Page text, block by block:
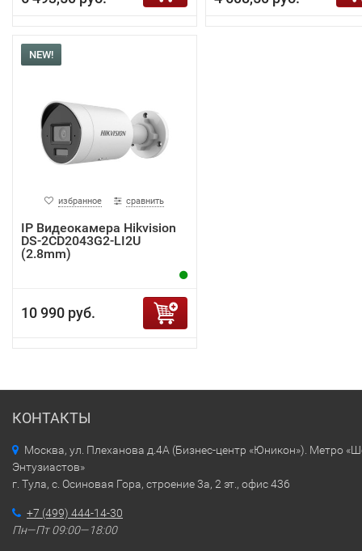
NEW!
избранное сравнить
IP Видеокамера Hikvision
DS-2CD2043G2-LI2U
(2.8mm)
10 990 руб.
КОНТАКТЫ
Москва, ул. Плеханова д.4А (Бизнес-центр «Юникон»). Метро
Энтузиастов»
г. Тула, с. Осиновая Гора, строение 3а, 2 эт., офис 436
+7 (499) 444-14-30
Пн—Пт 09:00—18:00